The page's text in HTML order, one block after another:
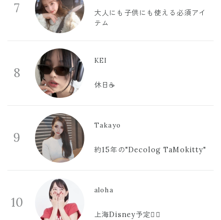
7
大人にも子供にも使える必須アイ
テム
8
KEI
休日☕️
9
Takayo
約15年の"Decolog TaMokitty"
10
aloha
上海Disney予定🫪🩷